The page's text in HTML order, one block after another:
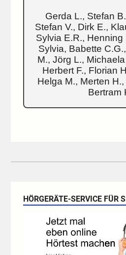
Gerda L., Stefan
Stefan V., Dirk E.,
Sylvia E.R., Henning
Sylvia, Babette
M., Jörg L.,
Herbert F., Florian
Helga M., Merten
Bertram
HÖRGERÄTE-SERVICE FÜR